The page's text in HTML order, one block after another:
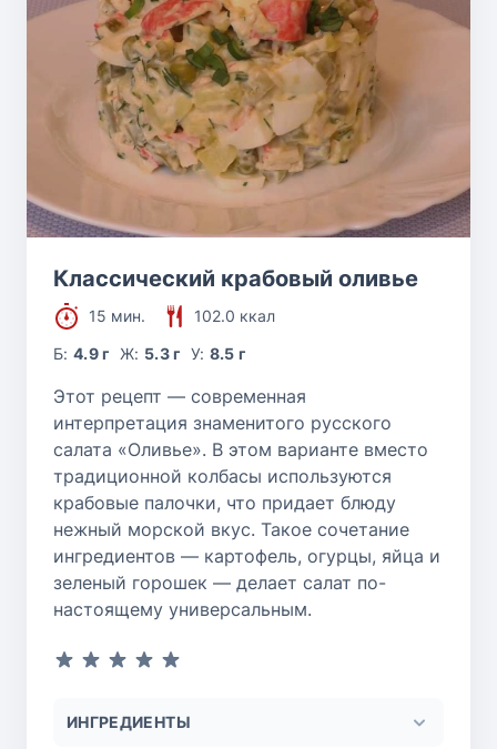
Классический крабовый оливье
15 мин.
102.0 ккал
Б:4.9 г Ж: 5.3 г У: 8.5 г
Этот рецепт — современная
интерпретация знаменитого русского
салата «Оливье». В этом варианте вместо
традиционной колбасы используются
крабовые палочки, что придает блюду
нежный морской вкус. Такое сочетание
ингредиентов — картофель, огурцы, яйца и
зеленый горошек — делает салат по-
настоящему универсальным.
ИНГРЕДИЕНТЫ